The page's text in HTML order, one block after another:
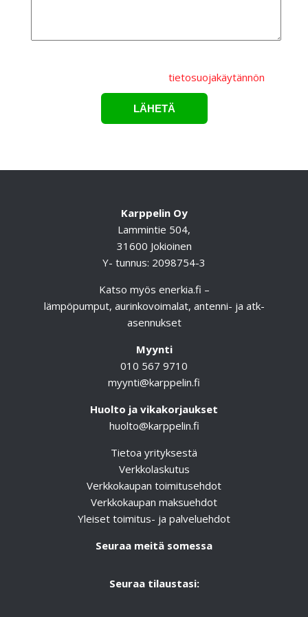
tietosuojakäytännön
Karppelin Oy
Lammintie 504,
31600 Jokioinen
Y- tunnus: 2098754-3
Katso myös enerkia.fi –
lämpöpumput, aurinkovoimalat, antenni- ja atk-
asennukset
Myynti
010 567 9710
myynti@karppelin.fi
Huolto ja vikakorjaukset
huolto@karppelin.fi
Tietoa yrityksestä
Verkkolaskutus
Verkkokaupan toimitusehdot
Verkkokaupan maksuehdot
Yleiset toimitus- ja palveluehdot
Seuraa meitä somessa
Seuraa tilaustasi: